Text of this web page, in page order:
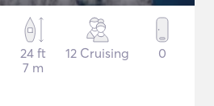
24 ft
7 m
12 Cruising 0